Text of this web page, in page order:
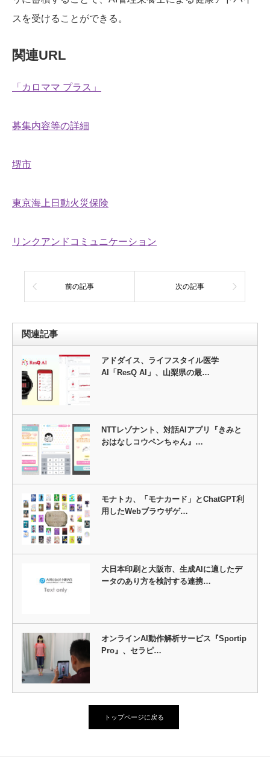
スを受けることができる。
関連URL
「カロママ プラス」
募集内容等の詳細
堺市
東京海上日動火災保険
リンクアンドコミュニケーション
前の記事 次の記事
関連記事
アドダイス、ライフスタイル医学
AI「ResQ AI」、山梨県の最…
NTTレゾナント、対話AIアプリ『きみと
おはなしコウペンちゃん』…
モナトカ、「モナカード」とChatGPT利
用したWebブラウザゲ…
大日本印刷と大阪市、生成AIに適したデ
ータのあり方を検討する連携…
オンラインAI動作解析サービス『Sportip
Pro』、セラピ…
トップページに戻る